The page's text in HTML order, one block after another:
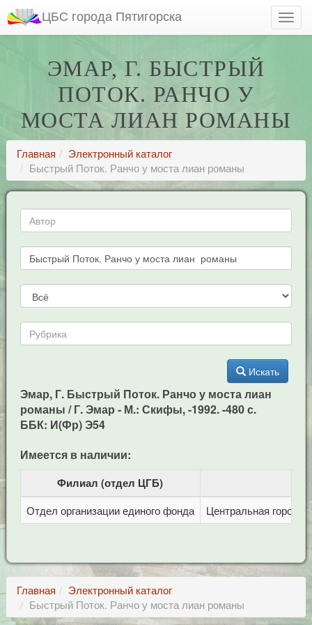
ЦБС города Пятигорска
ЭМАР, Г. БЫСТРЫЙ
ПОТОК. РАНЧО У
МОСТА ЛИАН РОМАНЫ
Главная
Электронный каталог
Быстрый Поток. Ранчо у моста лиан романы
Искать
Эмар, Г. Быстрый Поток. Ранчо у моста лиан
романы / Г. Эмар - М.: Скифы, -1992. -480 с.
ББК: И(Фр) Э54
Имеется в наличии:
Филиал (отдел ЦГБ)
Отдел организации единого фонда Центральная
Главная
Электронный каталог
Быстрый Поток. Ранчо у моста лиан романы